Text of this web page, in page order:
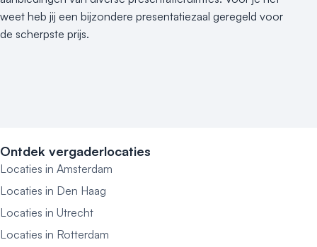
weet heb jij een bijzondere presentatiezaal geregeld voor
de scherpste prijs.
Ontdek vergaderlocaties
Locaties in Amsterdam
Locaties in Den Haag
Locaties in Utrecht
Locaties in Rotterdam